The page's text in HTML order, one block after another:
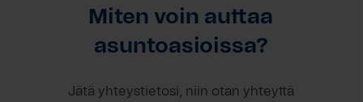
Miten voin auttaa
asuntoasioissa?
Jätä yhteystietosi, niin otan yhteyttä